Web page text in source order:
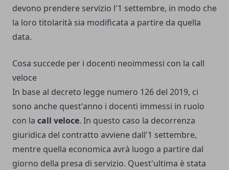
devono prendere servizio l'1 settembre, in modo che
la loro titolarità sia modificata a partire da quella
data.
Cosa succede per i docenti neoimmessi con la call
veloce
In base al decreto legge numero 126 del 2019, ci
sono anche quest'anno i docenti immessi in ruolo
con la call veloce. In questo caso la decorrenza
giuridica del contratto avviene dall'1 settembre,
mentre quella economica avrà luogo a partire dal
giorno della presa di servizio. Quest'ultima è stata